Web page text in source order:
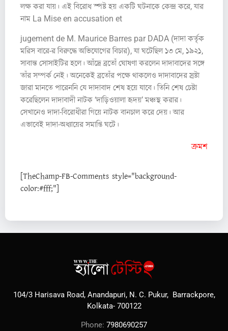
লক্ষ করা যায়। এই বিরোধ স্পষ্ট হয় একটি ঘটনাকে কেন্দ্র করে, যার
নাম La Mise en accusation et
jugement de M. Maurice Barres par DADA (দাদা কর্তৃক
মরিস বারে-র বিরুদ্ধে অভিযোগের বিচার), যা ঘটেছিল ১৩ মে, ১৯২১,
সাবান্ত সোসাইটির হলে। আঁদ্রে ব্রতোঁ ঘোষণা করলেন দাদাবাদের সঙ্গে
তাঁর সম্পর্ক নেই। অনেকেই ব্রতোঁর পক্ষে থাকলেও দাদাবাদের স্রষ্টা
জারা মানতে পারেননি যে দাদাবাদ শেষ হয়ে যাবে। তিনি শেষ চেষ্টা
করেছিলেন দাদাবাদী নাটক ‘দাড়িওয়ালা হৃদয়’ মঞ্চস্থ করার।
সেখানেও দাদা-বিরোধীরা গিয়ে নাটক বানচাল করে দেয়। আর
এভাবেই দাদা-অধ্যায়ের সমাপ্তি ঘটে।
ক্রমশ
[TheChamp-FB-Comments style="background-
color:#fff;"]
104/3 Harisava Road, Anandapuri, N. C. Pukur, Barrackpore,
Kolkata- 700122
Phone: 7980690257